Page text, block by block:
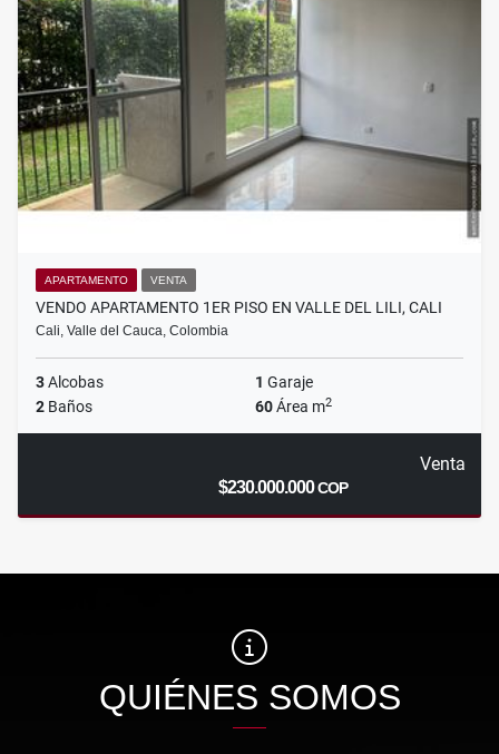
APARTAMENTO VENTA
VENDO APARTAMENTO 1ER PISO EN VALLE DEL LILI, CALI
Cali, Valle del Cauca, Colombia
3Alcobas 1 Garaje
2 Baños 60Área m2
Venta
$230.000.000COP
QUIÉNES SOMOS